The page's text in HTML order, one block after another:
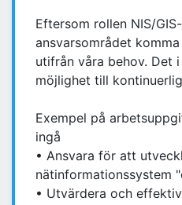
Eftersom rollen NIS/
ansvarsområdet
utifrån våra behov. Det
möjlighet till
Exempel på
ingå
• Ansvara för att
nätinformationssystem
• Utvärdera och